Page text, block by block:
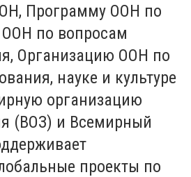
Программу ООН по
по вопросам
Организацию ООН по
науке и культуре
организацию
(ВОЗ) и Всемирный
проекты по